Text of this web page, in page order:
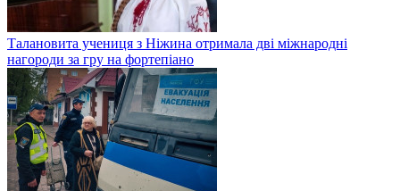
Талановита учениця з Ніжина отримала дві міжнародні
нагороди за гру на фортепіано